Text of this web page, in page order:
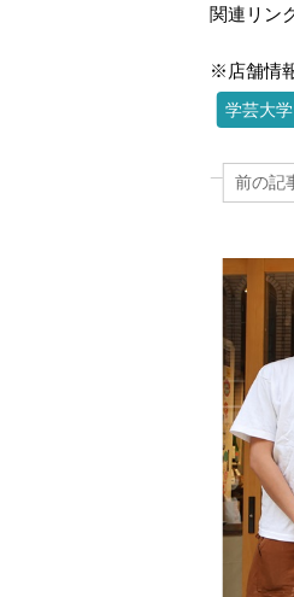
関連リン
※店舗情
学芸大学
前の記